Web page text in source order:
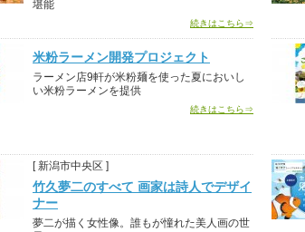
堪能
続きはこちら⇒
米粉ラーメン開発プロジェクト
ラーメン店9軒が米粉麺を使った夏においし
い米粉ラーメンを提供
続きはこちら⇒
[ 新潟市中央区 ]
竹久夢二のすべて 画家は詩人でデザイ
ナー
夢二が描く女性像。誰もが憧れた美人画の世